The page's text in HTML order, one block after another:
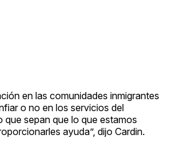
en las comunidades inmigrantes
o no en los servicios del
que sepan que lo que estamos
ayuda”, dijo Cardin.